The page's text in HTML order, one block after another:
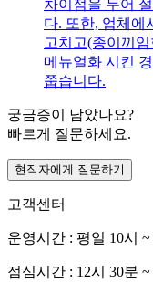
차이점을 두어
다. 또한, 업체에
고치고(종이끼
메뉴얼화 시킨
쭙습니다.
궁금증이 남았나요?
빠르게 질문하세요.
현직자에게 질문하기
고객센터
운영시간 : 평일 10시
점심시간 : 12시 30분 ~